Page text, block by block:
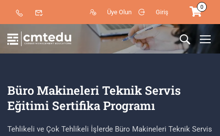
Üye Olun Giriş
0
Büro Makineleri Teknik Servis
Eğitimi Sertifika Programı
Tehlikeli ve Çok Tehlikeli İşlerde Büro Makineleri Teknik Servis